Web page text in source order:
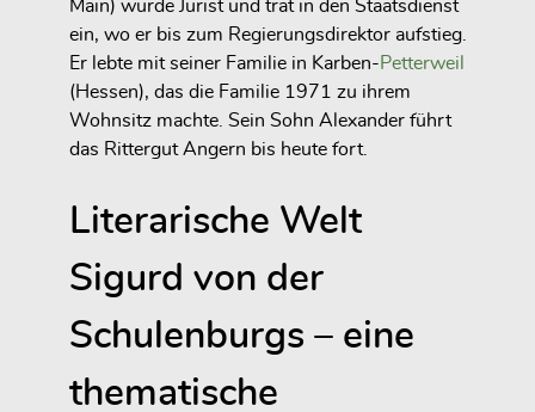
Main) wurde Jurist und trat in den Staatsdienst
ein, wo er bis zum Regierungsdirektor aufstieg.
Er lebte mit seiner Familie in Karben-Petterweil
(Hessen), das die Familie 1971 zu ihrem
Wohnsitz machte. Sein Sohn Alexander führt
das Rittergut Angern bis heute fort.
Literarische Welt
Sigurd von der
Schulenburgs – eine
thematische